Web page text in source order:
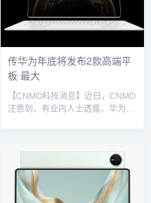
360Hz触控采样率，峰值亮度可达
600尼特，并通过了TV R...
传华为年底将发布2款高端平
板 最大
【CNMO科技消息】近日，CNMO
注意到，有业内人士透露，华为将
载华为自家的麒麟9030处理器。值
得一提的是，按照华为手机的发布
节奏和此前爆料，华为下一代旗舰
手机华为Mate 80系列预计将在10